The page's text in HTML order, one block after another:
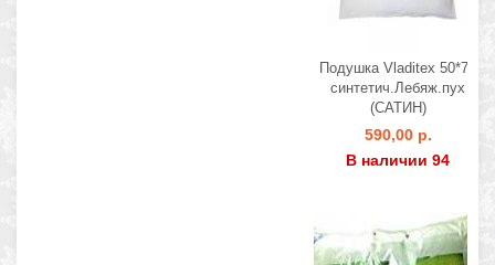
Подушка Vladitex 50*70
синтетич.Лебяж.пух
(САТИН)
590,00 р.
В наличии 94